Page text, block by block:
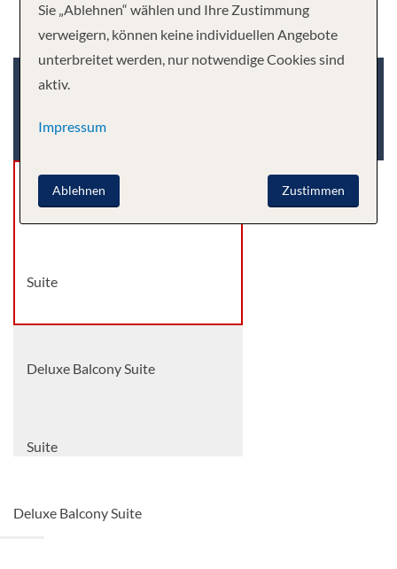
Kabinenkategorie
Deluxe Balcony Suite
Suite
Deluxe Balcony Suite
Suite
Deluxe Balcony Suite
Sie „Ablehnen“ wählen und Ihre Zustimmung
verweigern, können keine individuellen Angebote
unterbreitet werden, nur notwendige Cookies sind
aktiv.
Impressum
Zustimmen
Ablehnen